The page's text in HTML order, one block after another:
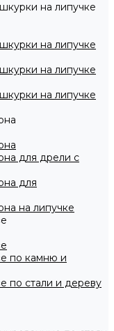
на липучке
на липучке
на липучке
на липучке
для дрели с
для
на липучке
по камню и
по стали и дереву